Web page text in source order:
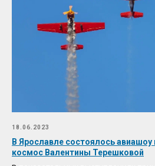
18.06.2023
В Ярославле состоялось
космос Валентины Терешковой